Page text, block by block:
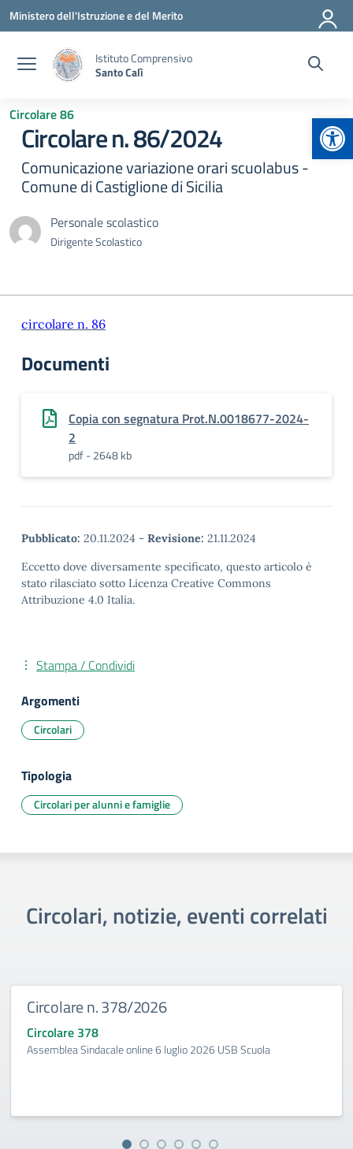
Vai ai contenuti
Vai al menu di navigazione
Vai al footer
Ministero dell'Istruzione e del Merito
Istituto Comprensivo
Santo Calì
Circolare 86
Circolare n. 86/2024
Comunicazione variazione orari scuolabus -
Comune di Castiglione di Sicilia
Personale scolastico
Dirigente Scolastico
circolare n. 86
Documenti
Copia con segnatura Prot.N.0018677-2024-
2
pdf - 2648 kb
Pubblicato: 20.11.2024 - Revisione: 21.11.2024
Eccetto dove diversamente specificato, questo articolo è
stato rilasciato sotto Licenza Creative Commons
Attribuzione 4.0 Italia.
Stampa / Condividi
Argomenti
Circolari
Tipologia
Circolari per alunni e famiglie
Circolari, notizie, eventi correlati
Circolare n. 378/2026
Circolare 378
Assemblea Sindacale online 6 luglio 2026 USB Scuola